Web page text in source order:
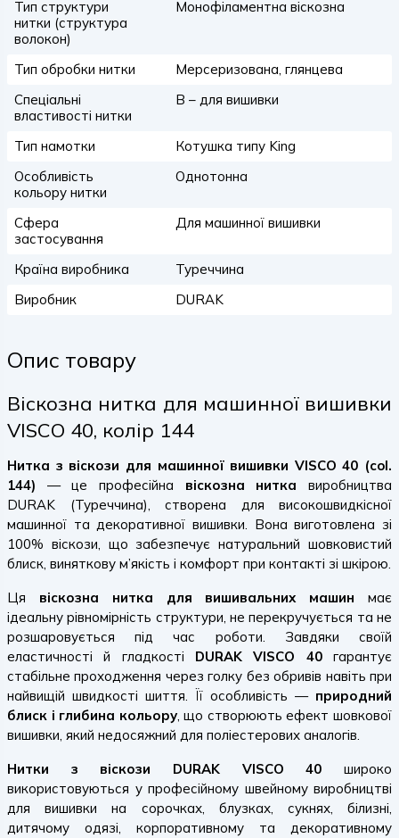
Тип структури
нитки (структура
волокон)
Монофіламентна віскозна
Тип обробки нитки
Мерсеризована, глянцева
Спеціальні
властивості нитки
B – для вишивки
Тип намотки
Котушка типу King
Особливість
кольору нитки
Однотонна
Сфера
застосування
Для машинної вишивки
Країна виробника
Туреччина
Виробник
DURAK
Опис товару
Віскозна нитка для машинної вишивки
VISCO 40, колір 144
Нитка з віскози для машинної вишивки VISCO 40 (col.
144) — це професійна віскозна ниткавиробництва
DURAK (Туреччина), створена для високошвидкісної
машинної та декоративної вишивки. Вона виготовлена зі
100% віскози, що забезпечує натуральний шовковистий
блиск, виняткову м’якість і комфорт при контакті зі шкірою.
Ця віскозна нитка для вишивальних машин має
ідеальну рівномірність структури, не перекручується та не
розшаровується під час роботи. Завдяки своїй
еластичності й гладкості DURAK VISCO 40гарантує
стабільне проходження через голку без обривів навіть при
найвищій швидкості шиття. Її особливість — природний
блиск і глибина кольору, що створюють ефект шовкової
вишивки, який недосяжний для поліестерових аналогів.
Нитки з віскози DURAK VISCO 40 широко
використовуються у професійному швейному виробництві
для вишивки на сорочках, блузках, сукнях, білизні,
дитячому одязі, корпоративному та декоративному